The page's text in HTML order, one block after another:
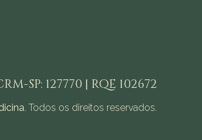
127770 | RQE 102672
. Todos os direitos reservados.